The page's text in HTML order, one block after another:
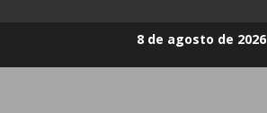
8 de agosto de 2026